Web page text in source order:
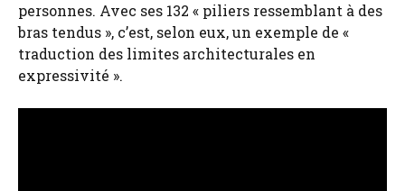
personnes. Avec ses 132 « piliers ressemblant à des
bras tendus », c’est, selon eux, un exemple de «
traduction des limites architecturales en
expressivité ».